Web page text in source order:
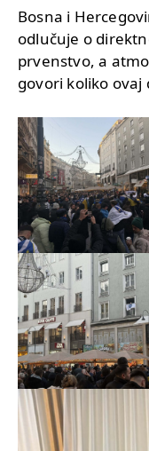
Bosna i
odlučuje o
prvenstvo, a
govori koliko ovaj